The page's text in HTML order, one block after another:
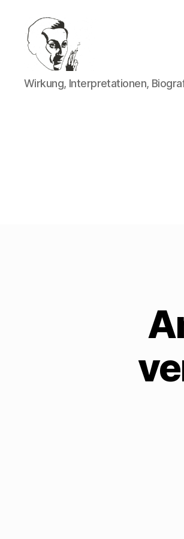
Walter
Mehring
Wirkung, Interpretationen,